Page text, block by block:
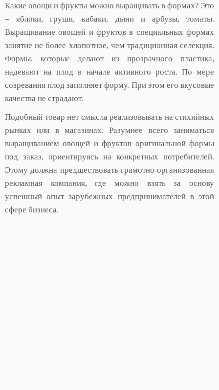
Какие овощи и фрукты можно выращивать в формах? Это
– яблоки, груши, кабаки, дыни и арбузы, томаты.
Выращивание овощей и фруктов в специальных формах
занятие не более хлопотное, чем традиционная селекция.
Формы, которые делают из прозрачного пластика,
надевают на плод в начале активного роста. По мере
созревания плод заполняет форму. При этом его вкусовые
качества не страдают.
Подобный товар нет смысла реализовывать на стихийных
рынках или в магазинах. Разумнее всего заниматься
выращиванием овощей и фруктов оригинальной формы
под заказ, ориентируясь на конкретных потребителей.
Этому должна предшествовать грамотно организованная
рекламная компания, где можно взять за основу
успешный опыт зарубежных предпринимателей в этой
сфере бизнеса.